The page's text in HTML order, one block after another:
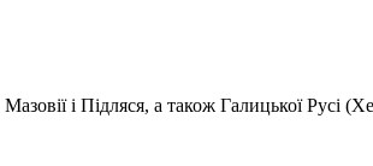
і Підляся, а також Галицької Русі